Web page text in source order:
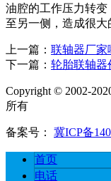
油腔的工作压力转
至另一侧，造成很大
上一篇： 联轴器厂家
下一篇： 轮胎联轴器
Copyright © 2002-
所有
备案号： 冀ICP备
首页
电话